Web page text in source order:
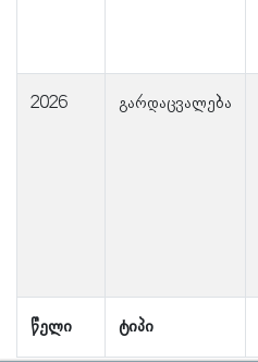
წელი ტიპი
2026 გარდაცვალება